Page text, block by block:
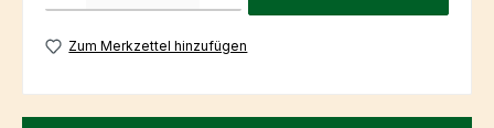
Zum Merkzettel hinzufügen